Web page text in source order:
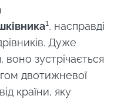
1, насправді
Дуже
зустрічається
двотижневої
країни, яку